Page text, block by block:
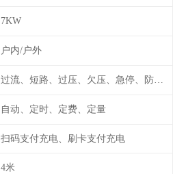
7KW
户内/户外
过流、短路、过压、欠压、急停、防雷、漏电保护
自动、定时、定费、定量
扫码支付充电、刷卡支付充电
4米